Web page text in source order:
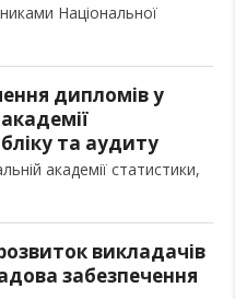
Національної
дипломів у
та аудиту
академії статистики,
викладачів
забезпечення